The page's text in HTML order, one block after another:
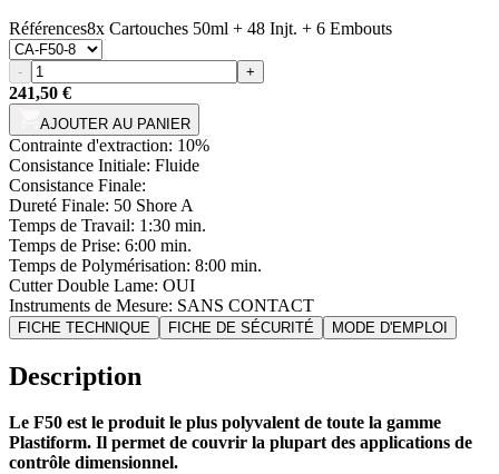
Références8x Cartouches 50ml + 48 Injt. + 6 Embouts
- +
241,50 €
AJOUTER AU PANIER
Contrainte d'extraction: 10%
Consistance Initiale: Fluide
Consistance Finale:
Dureté Finale: 50 Shore A
Temps de Travail: 1:30 min.
Temps de Prise: 6:00 min.
Temps de Polymérisation: 8:00 min.
Cutter Double Lame: OUI
Instruments de Mesure: SANS CONTACT
FICHE TECHNIQUE FICHE DE SÉCURITÉ MODE D'EMPLOI
Description
Le F50 est le produit le plus polyvalent de toute la gamme
Plastiform. Il permet de couvrir la plupart des applications de
contrôle dimensionnel.